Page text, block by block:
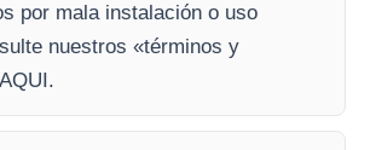
por mala instalación o uso
nuestros «términos y